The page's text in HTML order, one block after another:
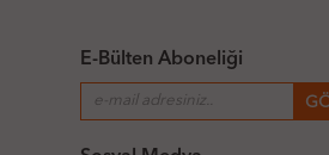
E-Bülten Aboneliği